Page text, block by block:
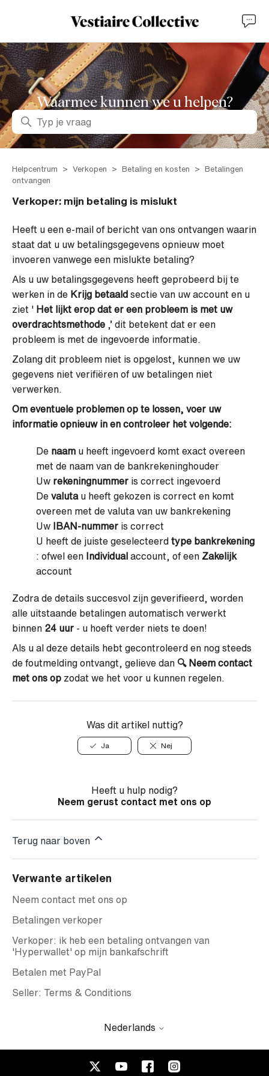
Waarmee kunnen we u helpen?
Zoeken
Helpcentrum Verkopen Betaling en kosten
Betalingen
ontvangen
Verkoper: mijn betaling is mislukt
Heeft u een e-mail of bericht van ons ontvangen waarin
staat dat u uw betalingsgegevens opnieuw moet
invoeren vanwege een mislukte betaling?
Als u uw betalingsgegevens heeft geprobeerd bij te
werken in de Krijg betaald sectie van uw account en u
ziet ' Het lijkt erop dat er een probleem is met uw
overdrachtsmethode ,’ dit betekent dat er een
probleem is met de ingevoerde informatie.
Zolang dit probleem niet is opgelost, kunnen we uw
gegevens niet verifiëren of uw betalingen niet
verwerken.
Om eventuele problemen op te lossen, voer uw
informatie opnieuw in en controleer het volgende:
De naam u heeft ingevoerd komt exact overeen
met de naam van de bankrekeninghouder
Uw rekeningnummer is correct ingevoerd
De valuta u heeft gekozen is correct en komt
overeen met de valuta van uw bankrekening
Uw IBAN-nummer is correct
U heeft de juiste geselecteerd type bankrekening
: ofwel een Individual account, of een Zakelijk
account
Zodra de details succesvol zijn geverifieerd, worden
alle uitstaande betalingen automatisch verwerkt
binnen 24 uur - u hoeft verder niets te doen!
Als u al deze details hebt gecontroleerd en nog steeds
de foutmelding ontvangt, gelieve dan 🔍 Neem contact
met ons op zodat we het voor u kunnen regelen.
Was dit artikel nuttig?
Ja Nej
Heeft u hulp nodig?
Neem gerust contact met ons op
Terug naar boven
Verwante artikelen
Neem contact met ons op
Betalingen verkoper
Verkoper: ik heb een betaling ontvangen van
'Hyperwallet' op mijn bankafschrift
Betalen met PayPal
Seller: Terms & Conditions
Nederlands